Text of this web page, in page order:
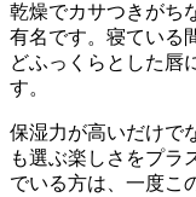
乾燥でカサつきがち
有名です。寝ている
どふっくらとした唇
す。
保湿力が高いだけで
も選ぶ楽しさをプラ
でいる方は、一度こ